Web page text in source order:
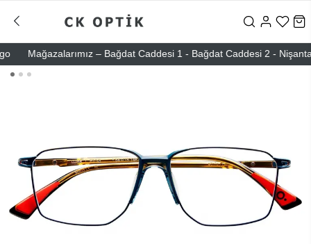
Mağazalarımız – Bağdat Caddesi 1 - Bağdat Caddesi 2 - Nişantaşı